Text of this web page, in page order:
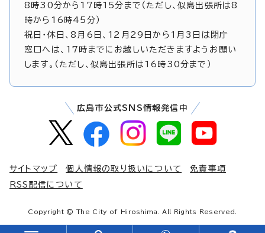
8時30分から17時15分まで（ただし、似島出張所は8
時から16時45分）
祝日・休日、8月6日、12月29日から1月3日は閉庁
窓口へは、17時までにお越しいただきますようお願い
します。（ただし、似島出張所は16時30分まで）
広島市公式SNS情報発信中
サイトマップ 個人情報の取り扱いについて
免責事項
RSS配信について
Copyright © The City of Hiroshima. All Rights Reserved.